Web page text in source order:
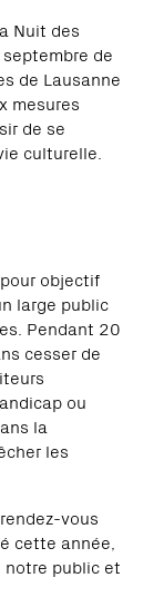
Nuit des
de
de Lausanne
mesures
de se
culturelle.
objectif
large public
Pendant 20
cesser de
ou
la
les
vous
cette année,
notre public et